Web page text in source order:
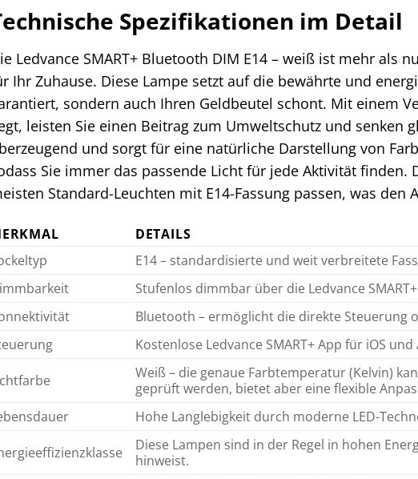
Spezifikationen im Detail
Ledvance SMART+ Bluetooth DIM E14 – weiß ist mehr
Ihr Zuhause. Diese Lampe setzt auf die bewährte und
sondern auch Ihren Geldbeutel schont. Mit einem
leisten Sie einen Beitrag zum Umweltschutz und senken
und sorgt für eine natürliche Darstellung von
Sie immer das passende Licht für jede Aktivität
Standard-Leuchten mit E14-Fassung passen, was den
DETAILS
E14 – standardisierte und weit verbreitete
Stufenlos dimmbar über die Ledvance
Bluetooth – ermöglicht die direkte Steuerung
Kostenlose Ledvance SMART+ App für iOS
Weiß – die genaue Farbtemperatur (Kelvin)
geprüft werden, bietet aber eine flexible
Hohe Langlebigkeit durch moderne LED-
Diese Lampen sind in der Regel in hohen
hinweist.